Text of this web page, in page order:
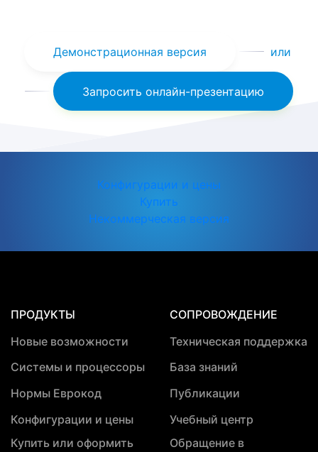
Демонстрационная версия или
Запросить онлайн-презентацию
Конфигурации и цены
Купить
Некоммерческая версия
ПРОДУКТЫ
Новые возможности
Системы и процессоры
Нормы Еврокод
Конфигурации и цены
Купить или оформить
СОПРОВОЖДЕНИЕ
Техническая поддержка
База знаний
Публикации
Учебный центр
Обращение в